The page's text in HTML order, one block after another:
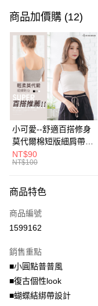
信用卡一次付款
超商取貨付款
LINE Pay
Apple Pay
街口支付
悠遊付
Google Pay
全盈+PAY
大哥付你分期
【大哥付你分期使用說明】
1.本服務由台灣大哥大提供
流程，驗證手機門號後，
成交易。
3.實際核准額度、可分期數
4.訂單成立30分鐘內，如
法說明評估內容。
AFTEE先享後付
【關於「AFTEE先享後付」
AFTEE先享後付是「在收
便利好安心！
１．簡單：不需註冊會員、
２．便利：只要手機號碼
ATM付款
商品加價購 (12)
小可愛--舒適百搭修身
莫代爾棉短版細肩帶素
色背心(白.黑.灰L-2L)-
U582眼圈熊中大尺碼
NT$90
NT$100
商品特色
商品編號
1599162
銷售重點
■小圓點普普風
■復古個性look
■蝴蝶結綁帶設計